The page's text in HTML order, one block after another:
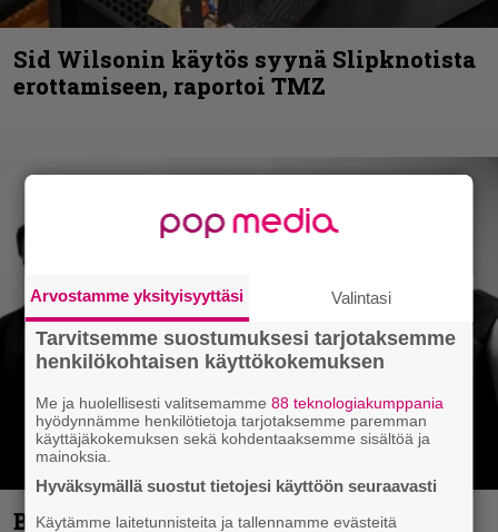
Sid Wilsonin käytös syynä Slipknotista
erottamiseen, raportoi TMZ
Blind Channel aktivoituu jälleen uuden
Arvostamme yksityisyyttäsi Valintasi
Tarvitsemme suostumuksesi tarjotaksemme
henkilökohtaisen käyttökokemuksen
Me ja huolellisesti valitsemamme88 teknologiakumppania
hyödynnämme henkilötietoja tarjotaksemme paremman
käyttäjäkokemuksen sekä kohdentaaksemme sisältöä ja
mainoksia.
Hyväksymällä suostut tietojesi käyttöön seuraavasti
Käytämme laitetunnisteita ja tallennamme evästeitä